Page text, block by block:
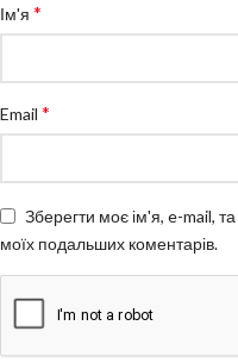
Ім'я *
Email *
Зберегти моє ім'я, e-mail,
моїх подальших коментарів.